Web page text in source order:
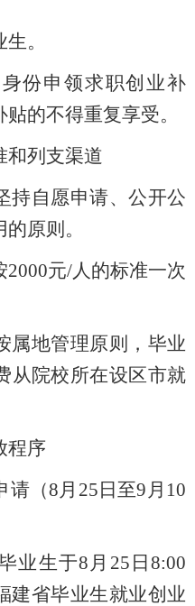
。
份申领求职创业补
的不得重复享受。
和列支渠道
持自愿申请、公开公
原则。
2000元/人的标准一次
属地管理原则，毕业
从院校所在设区市就
程序
请（8 月 25 日至9月10
业生于8月25日8:00
建省毕业生就业创业